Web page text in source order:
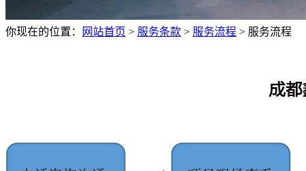
你现在的位置： 网站首页 > 服务条款 > 服务流程 > 服务流程